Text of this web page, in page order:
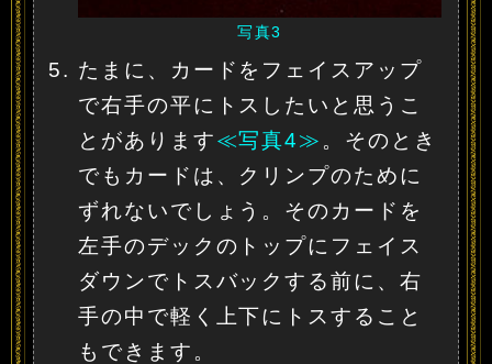
写真3
たまに、カードをフェイスアップ
で右手の平にトスしたいと思うこ
とがあります≪写真4≫ 。そのとき
でもカードは、クリンプのために
ずれないでしょう。そのカードを
左手のデックのトップにフェイス
ダウンでトスバックする前に、右
手の中で軽く上下にトスすること
もできます。